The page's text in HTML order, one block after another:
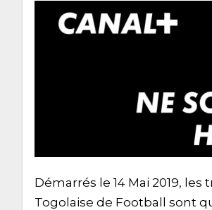
Démarrés le 14 Mai 2019,
Togolaise de Football sont